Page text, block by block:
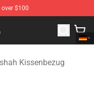
$100
Merchandise Store
Kissenbezug